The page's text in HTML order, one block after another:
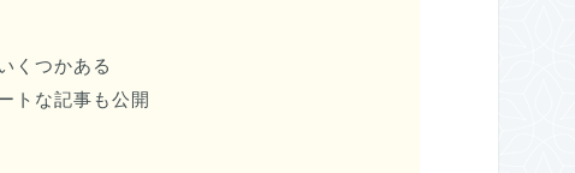
くつかある
トな記事も公開